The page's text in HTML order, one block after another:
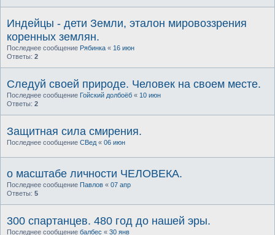
Индейцы - дети Земли, эталон мировоззрения
коренных землян.
Последнее сообщение Рябинка « 16 июн
Ответы: 2
Следуй своей природе. Человек на своем месте.
Последнее сообщение Гойский долбоёб « 10 июн
Ответы: 2
Защитная сила смирения.
Последнее сообщение СВед « 06 июн
о масштабе личности ЧЕЛОВЕКА.
Последнее сообщение Павлов « 07 апр
Ответы: 5
300 спартанцев. 480 год до нашей эры.
Последнее сообщение балбес « 30 янв